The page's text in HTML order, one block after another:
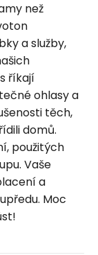
než
a služby,
říkají
ohlasy a
těch,
domů.
použitých
Vaše
a
Moc